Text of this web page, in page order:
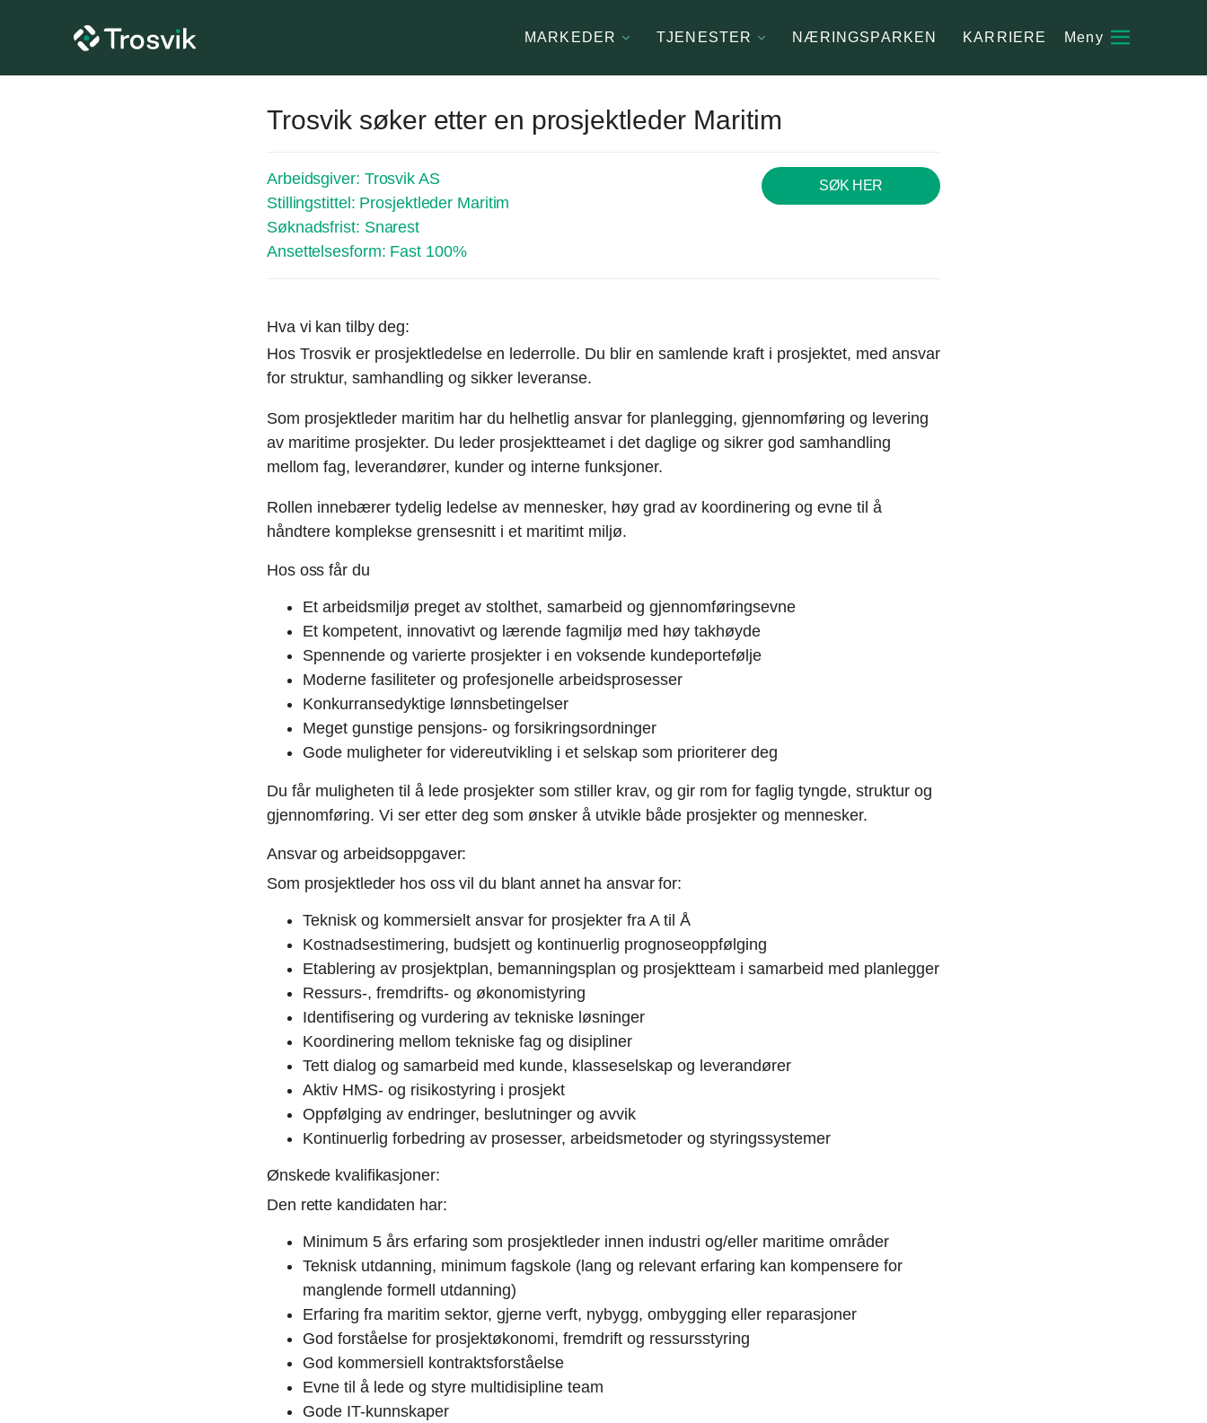
MARKEDER TJENESTER NÆRINGSPARKEN KARRIERE
Trosvik søker etter en prosjektleder Maritim
Arbeidsgiver: Trosvik AS
Stillingstittel: Prosjektleder Maritim
Søknadsfrist: Snarest
Ansettelsesform: Fast 100%
SØK HER
Hva vi kan tilby deg:
Hos Trosvik er prosjektledelse en lederrolle. Du blir en samlende kraft i prosjektet, med ansvar
for struktur, samhandling og sikker leveranse.
Som prosjektleder maritim har du helhetlig ansvar for planlegging, gjennomføring og levering
av maritime prosjekter. Du leder prosjektteamet i det daglige og sikrer god samhandling
mellom fag, leverandører, kunder og interne funksjoner.
Rollen innebærer tydelig ledelse av mennesker, høy grad av koordinering og evne til å
håndtere komplekse grensesnitt i et maritimt miljø.
Hos oss får du
Et arbeidsmiljø preget av stolthet, samarbeid og gjennomføringsevne
Et kompetent, innovativt og lærende fagmiljø med høy takhøyde
Spennende og varierte prosjekter i en voksende kundeportefølje
Moderne fasiliteter og profesjonelle arbeidsprosesser
Konkurransedyktige lønnsbetingelser
Meget gunstige pensjons- og forsikringsordninger
Gode muligheter for videreutvikling i et selskap som prioriterer deg
Du får muligheten til å lede prosjekter som stiller krav, og gir rom for faglig tyngde, struktur og
gjennomføring. Vi ser etter deg som ønsker å utvikle både prosjekter og mennesker.
Ansvar og arbeidsoppgaver:
Som prosjektleder hos oss vil du blant annet ha ansvar for:
Teknisk og kommersielt ansvar for prosjekter fra A til Å
Kostnadsestimering, budsjett og kontinuerlig prognoseoppfølging
Etablering av prosjektplan, bemanningsplan og prosjektteam i samarbeid med planlegger
Ressurs-, fremdrifts- og økonomistyring
Identifisering og vurdering av tekniske løsninger
Koordinering mellom tekniske fag og disipliner
Tett dialog og samarbeid med kunde, klasseselskap og leverandører
Aktiv HMS- og risikostyring i prosjekt
Oppfølging av endringer, beslutninger og avvik
Kontinuerlig forbedring av prosesser, arbeidsmetoder og styringssystemer
Ønskede kvalifikasjoner:
Den rette kandidaten har:
Minimum 5 års erfaring som prosjektleder innen industri og/eller maritime områder
Teknisk utdanning, minimum fagskole (lang og relevant erfaring kan kompensere for
manglende formell utdanning)
Erfaring fra maritim sektor, gjerne verft, nybygg, ombygging eller reparasjoner
God forståelse for prosjektøkonomi, fremdrift og ressursstyring
God kommersiell kontraktsforståelse
Evne til å lede og styre multidisipline team
Gode IT-kunnskaper